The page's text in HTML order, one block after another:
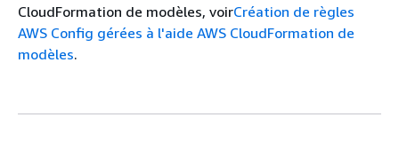
CloudFormation de modèles, voirCréation de règles
AWS Config gérées à l'aide AWS CloudFormation de
modèles.